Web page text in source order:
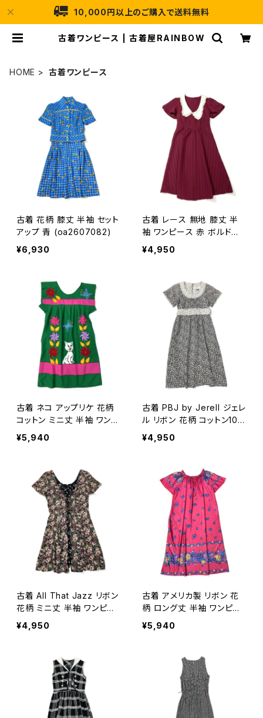
10,000円以上のご購入で送料無料
古着ワンピース | 古着屋RAINBOW
HOME 古着ワンピース
古着 花柄 膝丈 半袖 セット
アップ 青 (oa2607082)
¥6,930
古着 レース 無地 膝丈 半
袖 ワンピース 赤 ボルドー
(oa2607080)
¥4,950
古着 ネコ アップリケ 花柄
コットン ミニ丈 半袖 ワンピ
ース 緑 (oa2607077)
¥5,940
古着 PBJ by Jerell ジェレ
ル リボン 花柄 コットン10
0％ 膝丈 半袖 ワンピース
黒 (oa2607079)
¥4,950
古着 All That Jazz リボン
花柄 ミニ丈 半袖 ワンピー
ス 黒 (oa2607076)
¥4,950
古着 アメリカ製 リボン 花
柄 ロング丈 半袖 ワンピー
ス ピンク (oa2607061)
¥5,940